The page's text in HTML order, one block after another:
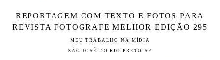
REPORTAGEM COM TEXTO E FOTOS PARA
REVISTA FOTOGRAFE MELHOR EDIÇÃO 295
MEU TRABALHO NA MÍDIA
SÃO JOSÉ DO RIO PRETO-SP